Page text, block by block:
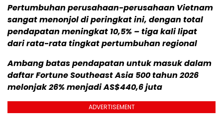
Pertumbuhan perusahaan-perusahaan Vietnam
sangat menonjol di peringkat ini, dengan total
pendapatan meningkat 10,5% – tiga kali lipat
dari rata-rata tingkat pertumbuhan regional
Ambang batas pendapatan untuk masuk dalam
daftar Fortune Southeast Asia 500 tahun 2026
melonjak 26% menjadi AS$440,6 juta
ADVERTISEMENT